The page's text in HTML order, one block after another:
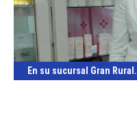
En su sucursal Gran Rural.